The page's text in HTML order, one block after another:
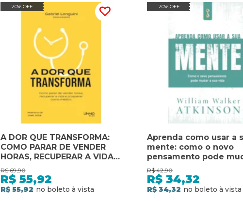
20% OFF
A DOR QUE TRANSFORMA:
COMO PARAR DE VENDER
HORAS, RECUPERAR A VIDA E
PROSPERAR COMO MÉDICO
R$ 69,90
R$ 55,92
R$ 55,92
20% OFF
Aprenda como usar a
mente: como o novo
pensamento pode
sua vida
R$ 42,90
R$ 34,32
R$ 34,32